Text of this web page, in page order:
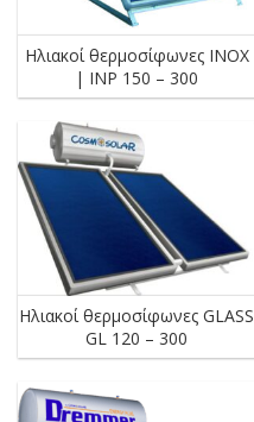
Ηλιακοί θερμοσίφωνες INOX
| INP 150 – 300
Ηλιακοί θερμοσίφωνες GLASS
GL 120 – 300